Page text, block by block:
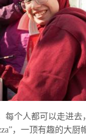
个人都可以走进去
，一顶有趣的大